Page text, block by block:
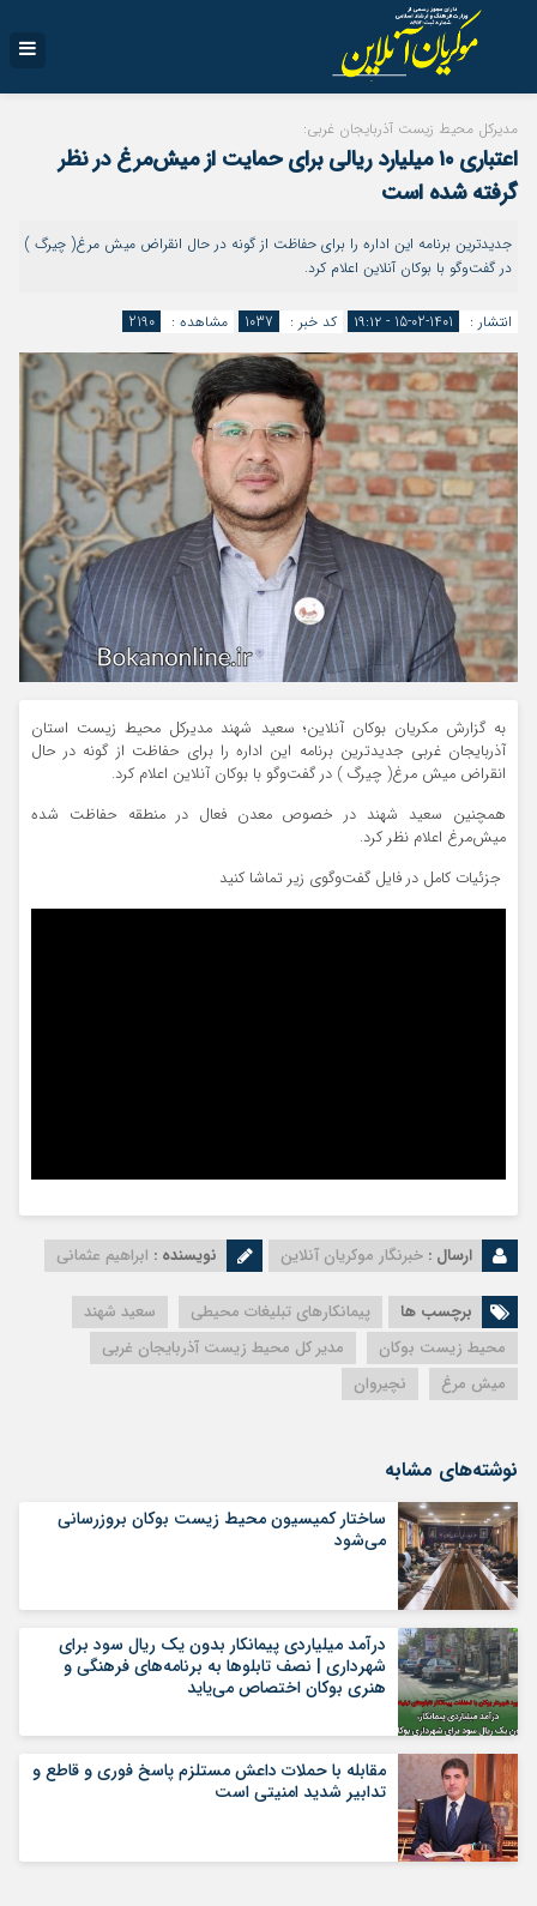
مدیرکل محیط زیست آذربایجان غربی:
اعتباری ۱۰ میلیارد ریالی برای حمایت از میش‌مرغ در نظر
گرفته شده است
جدیدترین برنامه این اداره را برای حفاظت از گونه در حال انقراض میش مرغ( چیرگ )
در گفت‌وگو با بوکان آنلاین اعلام کرد.
انتشار : 1401-02-15 - ۱۹:۱۲ کد خبر : 1037 مشاهده : 2190
به گزارش مکریان بوکان آنلاین؛ سعید شهند مدیرکل محیط زیست استان
آذربایجان غربی جدیدترین برنامه این اداره را برای حفاظت از گونه در حال
انقراض میش مرغ( چیرگ ) در گفت‌وگو با بوکان آنلاین اعلام کرد.
همچنین سعید شهند در خصوص معدن فعال در منطقه حفاظت شده
میش‌مرغ اعلام نظر کرد.
️ جزئیات کامل در فایل گفت‌و‌گوی زیر تماشا کنید
ارسال : خبرنگار موکریان آنلاین نویسنده : ابراهیم عثمانی
برچسب ها پیمانکارهای تبلیغات محیطی
سعید شهند
محیط زیست بوکان
مدیر کل محیط زیست آذربایجان غربی
میش مرغ
نچیروان
نوشته‌های مشابه
ساختار کمیسیون محیط زیست بوکان بروزرسانی
می‌شود
درآمد میلیاردی پیمانکار بدون یک ریال سود برای
شهرداری | نصف تابلوها به برنامه‌های فرهنگی و
هنری بوکان اختصاص می‌یاید
مقابلە با حملات داعش مستلزم پاسخ فوری و قاطع و
تدابیر شدید امنیتی است